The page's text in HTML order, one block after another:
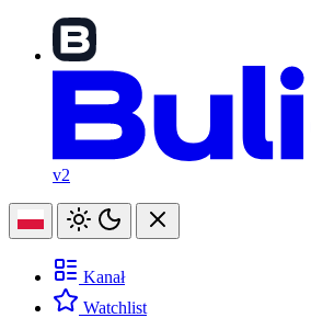
v2
Kanał
Watchlist